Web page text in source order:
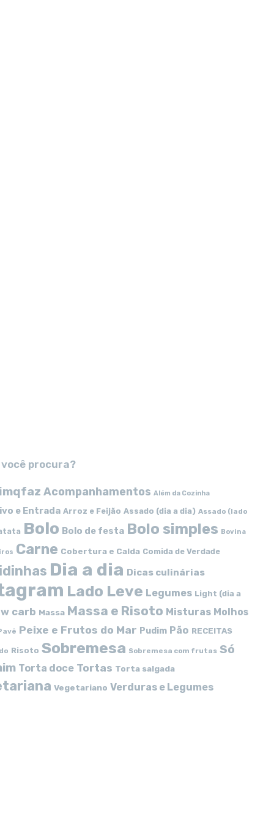
você procura?
Acompanhamentos Além da Cozinha
e Entrada Arroz e Feijão Assado (dia a dia) Assado (lado
Bolo Bolo de festa Bolo simples Bovina
Carne Cobertura e Calda Comida de Verdade
Dia a dia Dicas culinárias
Lado Leve Legumes Light (dia a
carb Massa Massa e Risoto Misturas Molhos
Peixe e Frutos do Mar Pudim Pão RECEITAS
Risoto Sobremesa Sobremesa com frutas Só
Torta doce Tortas Torta salgada
Vegetariano Verduras e Legumes